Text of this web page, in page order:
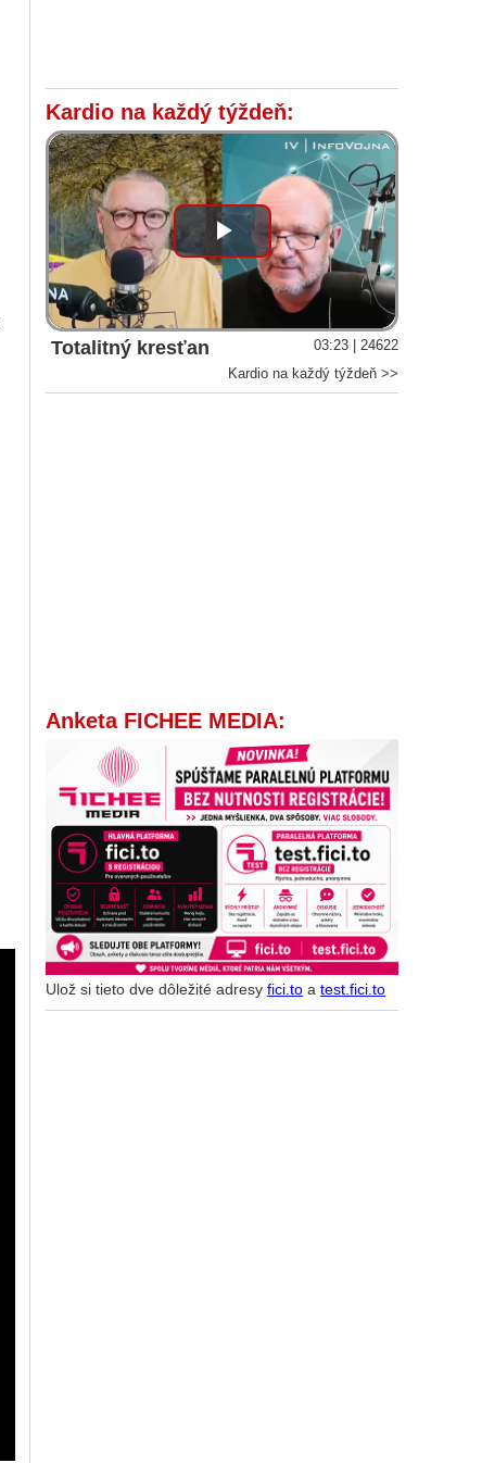
Kardio na každý týždeň:
Play
Video
Totalitný kresťan
03:23 | 24622
Kardio na každý týždeň >>
Anketa FICHEE MEDIA:
Ulož si tieto dve dôležité adresyfici.to atest.fici.to